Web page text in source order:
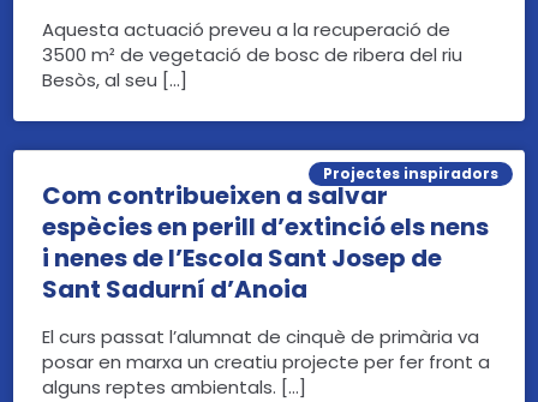
Aquesta actuació preveu a la recuperació de
3500 m² de vegetació de bosc de ribera del riu
Besòs, al seu […]
Com contribueixen a salvar
espècies en perill d’extinció els nens
i nenes de l’Escola Sant Josep de
Sant Sadurní d’Anoia
Projectes inspiradors
El curs passat l’alumnat de cinquè de primària va
posar en marxa un creatiu projecte per fer front a
alguns reptes ambientals. […]